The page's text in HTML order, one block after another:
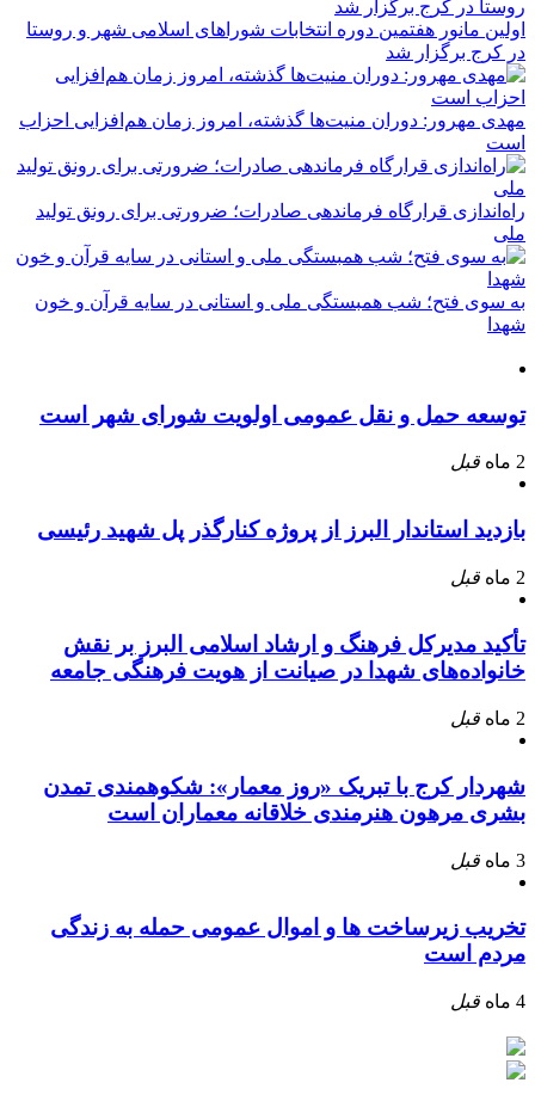
اولین مانور هفتمین دوره انتخابات شوراهای اسلامی شهر و روستا
در کرج برگزار شد
مهدی مهرور: دوران منیت‌ها گذشته، امروز زمان هم‌افزایی احزاب
است
راه‌اندازی قرارگاه فرماندهی صادرات؛ ضرورتی برای رونق تولید
ملی
به سوی فتح؛ شب همبستگی ملی و استانی در سایه قرآن و خون
شهدا
توسعه حمل و نقل عمومی اولویت شورای شهر است
2 ماه قبل
بازدید استاندار البرز از پروژه کنارگذر پل شهید رئیسی
2 ماه قبل
تأکید مدیرکل فرهنگ و ارشاد اسلامی البرز بر نقش
خانواده‌های شهدا در صیانت از هویت فرهنگی جامعه
2 ماه قبل
شهردار کرج با تبریک «روز معمار»: شکوهمندی تمدن
بشری مرهون هنرمندی خلاقانه معماران است
3 ماه قبل
تخریب زیرساخت ها و اموال عمومی حمله به زندگی
مردم است
4 ماه قبل